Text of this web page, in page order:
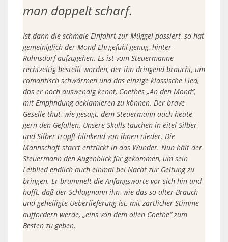
man doppelt scharf.
Ist dann die schmale Einfahrt zur Müggel passiert, so hat
gemeiniglich der Mond Ehrgefühl genug, hinter
Rahnsdorf aufzugehen. Es ist vom Steuermanne
rechtzeitig bestellt worden, der ihn dringend braucht, um
romantisch schwärmen und das einzige klassische Lied,
das er noch auswendig kennt, Goethes „An den Mond“,
mit Empfindung deklamieren zu können. Der brave
Geselle thut, wie gesagt, dem Steuermann auch heute
gern den Gefallen. Unsere Skulls tauchen in eitel Silber,
und Silber tropft blinkend von ihnen nieder. Die
Mannschaft starrt entzückt in das Wunder. Nun hält der
Steuermann den Augenblick für gekommen, um sein
Leiblied endlich auch einmal bei Nacht zur Geltung zu
bringen. Er brummelt die Anfangsworte vor sich hin und
hofft, daß der Schlagmann ihn, wie das so alter Brauch
und geheiligte Ueberlieferung ist, mit zärtlicher Stimme
auffordern werde, „eins von dem ollen Goethe“ zum
Besten zu geben.